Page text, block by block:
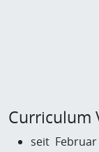
Curriculum
seit Februar